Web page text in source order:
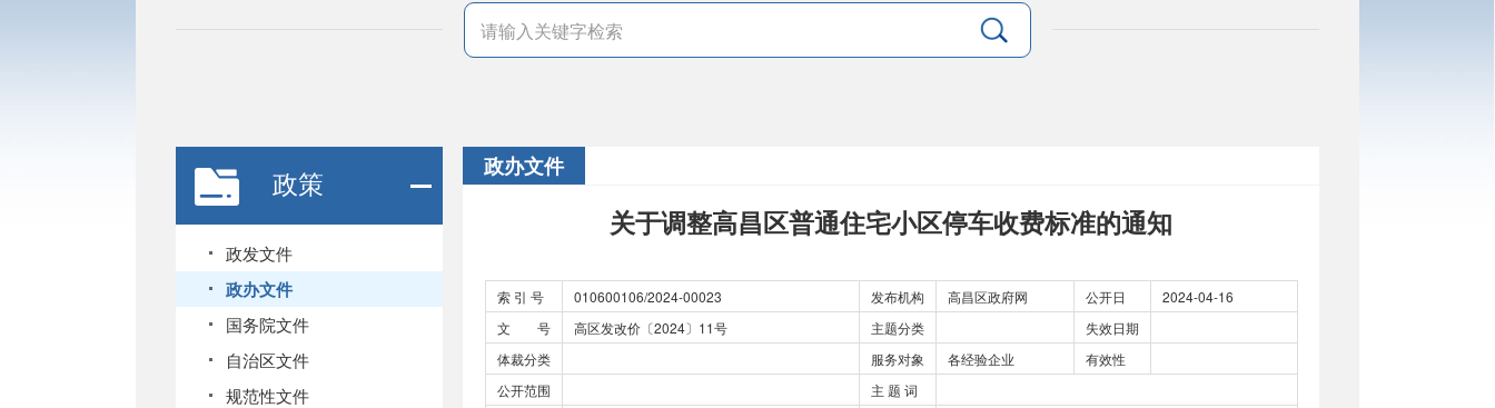
政策
政发文件
政办文件
国务院文件
自治区文件
规范性文件
政办文件
关于调整高昌区普通住宅小区停车收费标准的通知
索 引 号 010600106/2024-00023 发布机构 高昌区政府网 公开日
2024-04-16
文 号
高区发改价〔2024〕11号 主题分类
失效日期
体裁分类
服务对象 各经验企业
有效性
公开范围
主 题 词